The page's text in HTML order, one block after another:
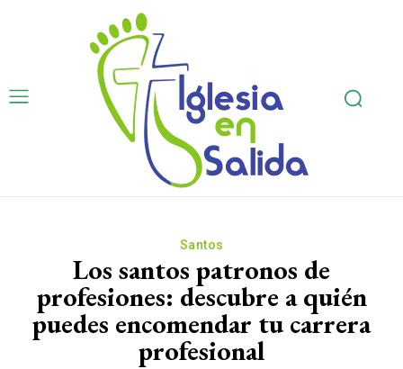
Santos
Los santos patronos de
profesiones: descubre a quién
puedes encomendar tu carrera
profesional